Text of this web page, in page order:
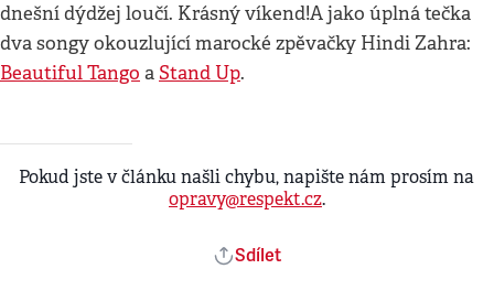
dnešní dýdžej loučí. Krásný víkend!A jako úplná tečka
dva songy okouzlující marocké zpěvačky Hindi Zahra:
Beautiful Tango a Stand Up.
Pokud jste v článku našli chybu, napište nám prosím na
opravy@respekt.cz.
Sdílet